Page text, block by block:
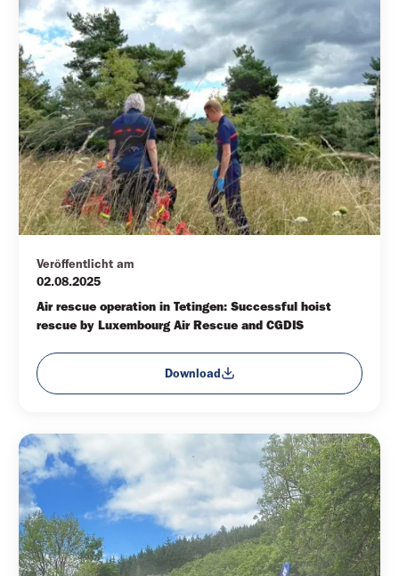
Veröffentlicht am
02.08.2025
Air rescue operation in Tetingen: Successful hoist
rescue by Luxembourg Air Rescue and CGDIS
Download